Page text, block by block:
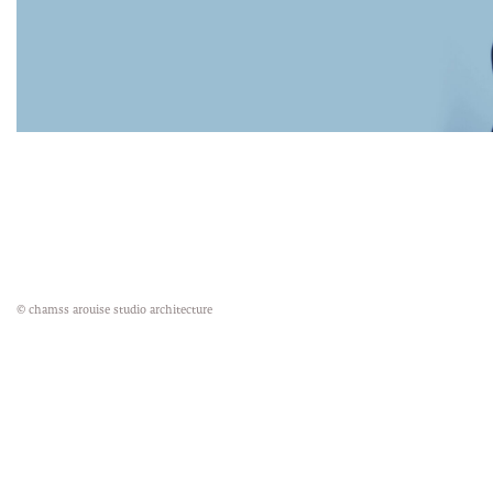
© chamss arouise studio architecture